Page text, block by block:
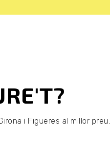
i Figueres al millor preu.